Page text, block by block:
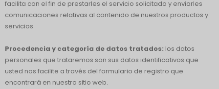
facilita con el fin de prestarles el servicio solicitado y enviarles
comunicaciones relativas al contenido de nuestros productos y
servicios.
Procedencia y categoría de datos tratados: los datos
personales que trataremos son sus datos identificativos que
usted nos facilite a través del formulario de registro que
encontrará en nuestro sitio web.